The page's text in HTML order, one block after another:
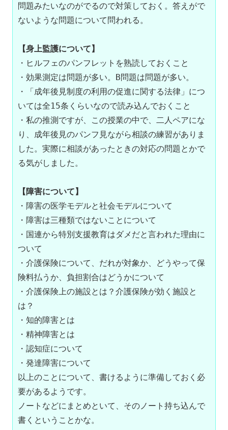
問題みたいなのがでるので対策しておく。答えがで
ないような問題について問われる。
【身上監護について】
・ヒルフェのパンフレットを熟読しておくこと
・効果測定は問題が多い。B問題は問題が多い。
・「成年後見制度の利用の促進に関する法律」につ
いては全15条くらいなので読み込んでおくこと
・私の推測ですが、この授業の中で、二人ペアにな
り、成年後見のパンフ見ながら相談の練習がありま
した。実際に相談があったときの対応の問題とかで
る気がしました。
【障害について】
・障害の医学モデルと社会モデルについて
・障害は三種類ではないことについて
・国連から特別支援教育はダメだと言われた理由に
ついて
・介護保険について、だれが対象か、どうやって保
険料払うか、負担割合はどうかについて
・介護保険上の施設とは？介護保険が効く施設と
は？
・知的障害とは
・精神障害とは
・認知症について
・発達障害について
以上のことについて、書けるように準備しておく必
要があるようです。
ノートなどにまとめといて、そのノート持ち込んで
書くということかな。